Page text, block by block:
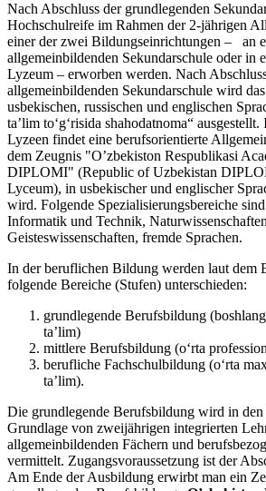
Nach Abschluss der grundlegenden
Hochschulreife im Rahmen der 2-jährigen
einer der zwei Bildungseinrichtungen – an
allgemeinbildenden Sekundarschule oder in
Lyzeum – erworben werden. Nach
allgemeinbildenden Sekundarschule wird
usbekischen, russischen und englischen
ta’lim to‘g‘risida shahodatnoma“
Lyzeen findet eine berufsorientierte
dem Zeugnis "O’zbekiston Respublikasi
DIPLOMI" (Republic of Uzbekistan
Lyceum), in usbekischer und englischer
wird. Folgende Spezialisierungsbereiche
Informatik und Technik,
Geisteswissenschaften, fremde Sprachen.
In der beruflichen Bildung werden laut dem
folgende Bereiche (Stufen) unterschieden:
grundlegende Berufsbildung
ta’lim)
mittlere Berufsbildung (o‘rta
berufliche Fachschulbildung (o‘rta
ta’lim).
Die grundlegende Berufsbildung wird in
Grundlage von zweijährigen integrierten
allgemeinbildenden Fächern und
vermittelt. Zugangsvoraussetzung ist der
Am Ende der Ausbildung erwirbt man ein